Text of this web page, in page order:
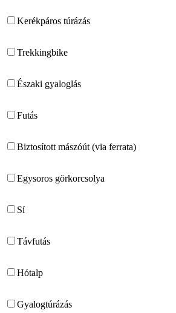
Kerékpáros túrázás
Trekkingbike
Északi gyaloglás
Futás
Biztosított mászóút (via ferrata)
Egysoros görkorcsolya
Sí
Távfutás
Hótalp
Gyalogtúrázás